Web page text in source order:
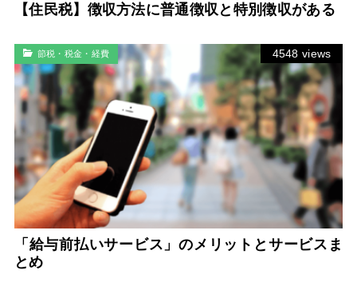
【住民税】徴収方法に普通徴収と特別徴収がある
節税・税金・経費 4548 views
「給与前払いサービス」のメリットとサービスま
とめ